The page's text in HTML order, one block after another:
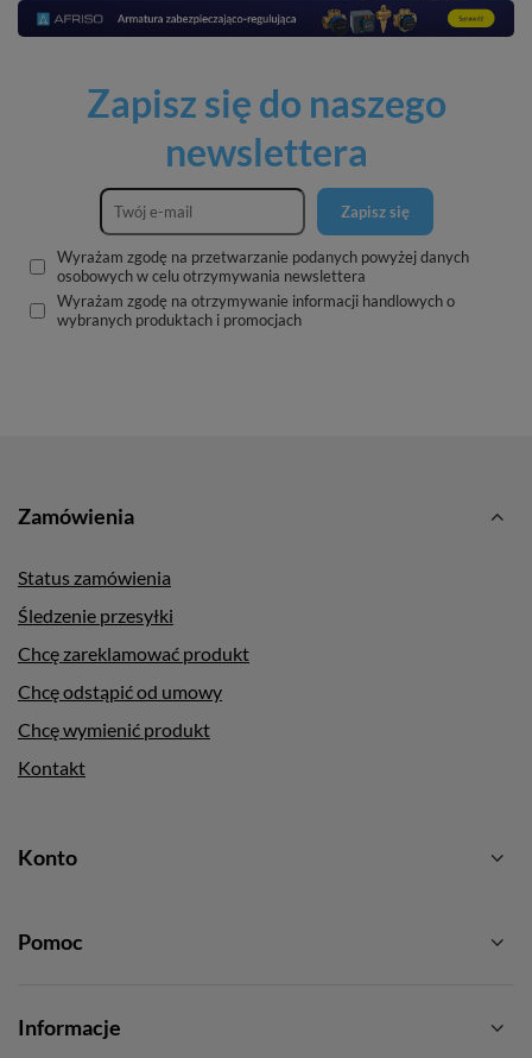
Zapisz się do naszego
newslettera
Zapisz się
Wyrażam zgodę na przetwarzanie podanych powyżej danych
osobowych w celu otrzymywania newslettera
Wyrażam zgodę na otrzymywanie informacji handlowych o
wybranych produktach i promocjach
Zamówienia
Status zamówienia
Śledzenie przesyłki
Chcę zareklamować produkt
Chcę odstąpić od umowy
Chcę wymienić produkt
Kontakt
Konto
Pomoc
Informacje